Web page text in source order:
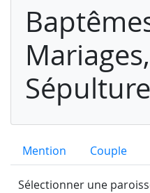
Mariages,
Mention Couple
Sélectionner une